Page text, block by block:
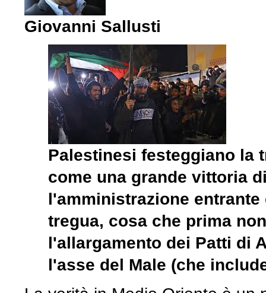
Giovanni Sallusti
Palestinesi festeggiano la
come una grande vittoria
l'amministrazione entrante
tregua, cosa che prima
l'allargamento dei Patti di
l'asse del Male (che